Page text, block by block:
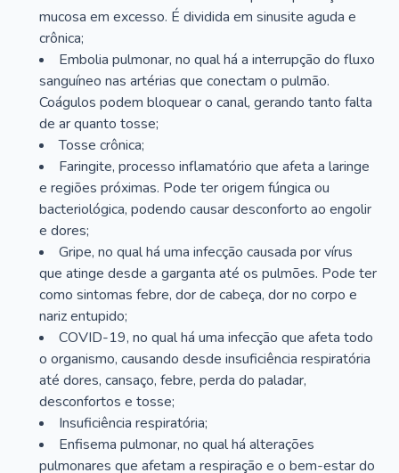
mucosa em excesso. É dividida em sinusite aguda e
crônica;
Embolia pulmonar, no qual há a interrupção do fluxo
sanguíneo nas artérias que conectam o pulmão.
Coágulos podem bloquear o canal, gerando tanto falta
de ar quanto tosse;
Tosse crônica;
Faringite, processo inflamatório que afeta a laringe
e regiões próximas. Pode ter origem fúngica ou
bacteriológica, podendo causar desconforto ao engolir
e dores;
Gripe, no qual há uma infecção causada por vírus
que atinge desde a garganta até os pulmões. Pode ter
como sintomas febre, dor de cabeça, dor no corpo e
nariz entupido;
COVID-19, no qual há uma infecção que afeta todo
o organismo, causando desde insuficiência respiratória
até dores, cansaço, febre, perda do paladar,
desconfortos e tosse;
Insuficiência respiratória;
Enfisema pulmonar, no qual há alterações
pulmonares que afetam a respiração e o bem-estar do